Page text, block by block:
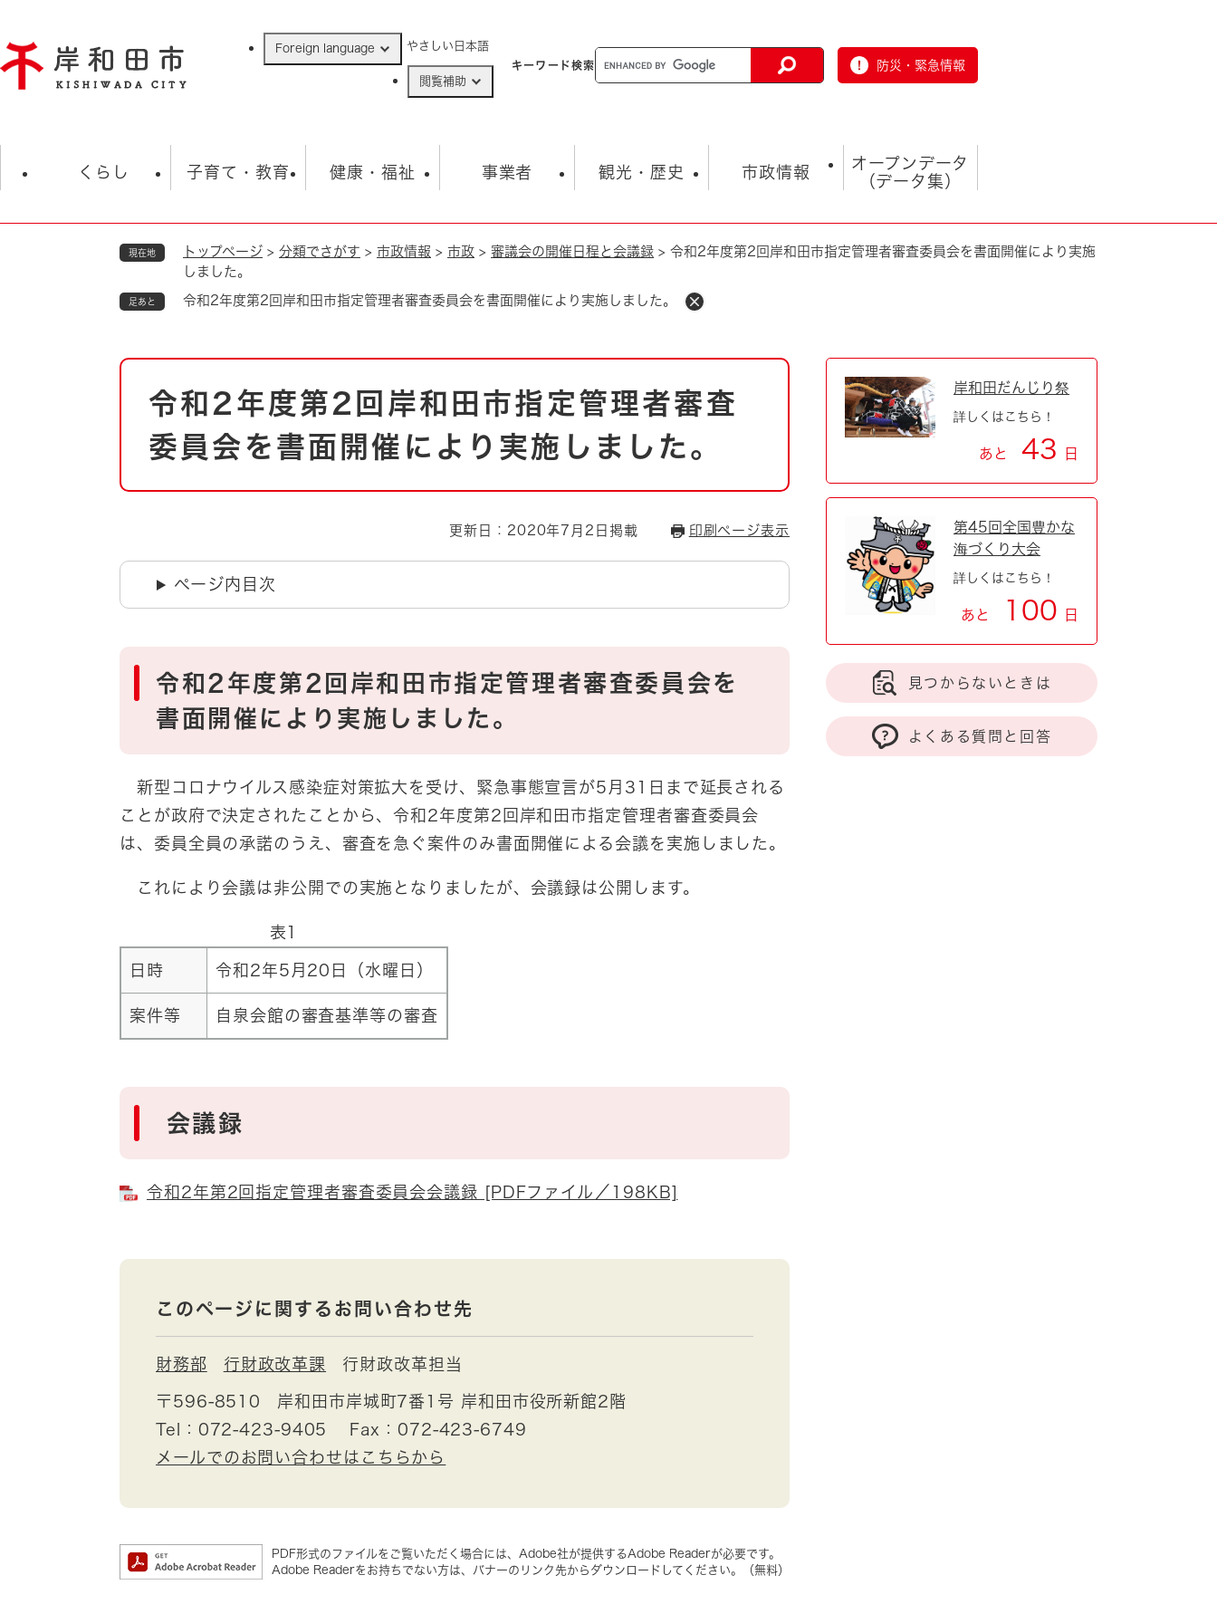
ジ
の
Foreign language やさしい日本語
閲覧補助
キーワード検索 防災・緊急情報
くらし
住民票・戸籍
保険・年金
自然・環境・公園 住宅
おくやみ
道路・河川・交通 まちづくり
とじる
子育て・教育
学校 子育て
健康・福祉
福祉・健康・生活 生涯学習・スポーツ
事業者
入札・契約情報 まちづくり・協働
産業振興 税金
観光・歴史
観光 観光スポット
歴史 動画情報
市政情報
市の概要 総合計画
行財政 人権・平和
オープンデータ
（データ集）
オープンデータ
現在地 トップページ > 分類でさがす > 市政情報 > 市政 > 審議会の開催日程と会議録 > 令和2年度第2回岸和田市指定管理者審査委員会を書面開催により実施
しました。
足あと 令和2年度第2回岸和田市指定管理者審査委員会を書面開催により実施しました。
本
令和2年度第2回岸和田市指定管理者審査
委員会を書面開催により実施しました。
更新日：2020年7月2日掲載 印刷ページ表示
ページ内目次
令和2年度第2回岸和田市指定管理者審査委員会を
書面開催により実施しました。
新型コロナウイルス感染症対策拡大を受け、緊急事態宣言が5月31日まで延長される
ことが政府で決定されたことから、令和2年度第2回岸和田市指定管理者審査委員会
は、委員全員の承諾のうえ、審査を急ぐ案件のみ書面開催による会議を実施しました。
これにより会議は非公開での実施となりましたが、会議録は公開します。
表1
日時 令和2年5月20日（水曜日）
案件等 自泉会館の審査基準等の審査
会議録
令和2年第2回指定管理者審査委員会会議録 [PDFファイル／198KB]
このページに関するお問い合わせ先
財務部 行財政改革課 行財政改革担当
〒596-8510
岸和田市岸城町7番1号 岸和田市役所新館2階
Tel：072-423-9405
Fax：072-423-6749
メールでのお問い合わせはこちらから
PDF形式のファイルをご覧いただく場合には、Adobe社が提供するAdobe Readerが必要です。
Adobe Readerをお持ちでない方は、バナーのリンク先からダウンロードしてください。（無料）
岸和田だんじり祭
詳しくはこちら！
あと 43 日
第45回全国豊かな
海づくり大会
詳しくはこちら！
あと 100 日
見つからないときは
よくある質問と回答